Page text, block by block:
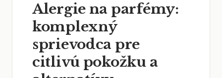
Alergie na parfémy:
komplexný
sprievodca pre
citlivú pokožku a